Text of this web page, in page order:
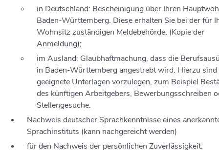
in Deutschland: Bescheinigung über Ihren
Baden-Württemberg. Diese erhalten Sie bei der für
Wohnsitz zuständigen Meldebehörde. (Kopie der
Anmeldung);
im Ausland: Glaubhaftmachung, dass die
in Baden-Württemberg angestrebt wird. Hierzu sind
geeignete Unterlagen vorzulegen, zum Beispiel
des künftigen Arbeitgebers, Bewerbungsschreiben
Stellengesuche.
Nachweis deutscher Sprachkenntnisse eines
Sprachinstituts (kann nachgereicht werden)
für den Nachweis der persönlichen Zuverlässigkeit: